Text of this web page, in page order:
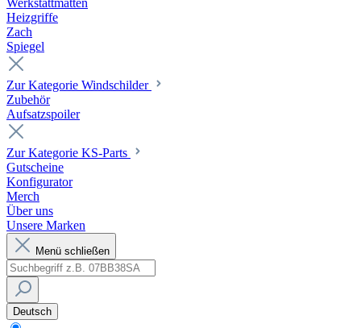
Werkstattmatten
Heizgriffe
Zach
Spiegel
Zur Kategorie Windschilder
Zubehör
Aufsatzspoiler
Zur Kategorie KS-Parts
Gutscheine
Konfigurator
Merch
Über uns
Unsere Marken
Menü schließen
Deutsch